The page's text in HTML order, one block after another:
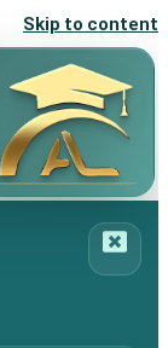
Skip to content